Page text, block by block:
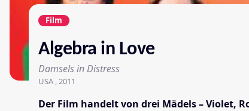
Film
Algebra in Love
Damsels in Distress
USA , 2011
Der Film handelt von drei Mädels – Violet,